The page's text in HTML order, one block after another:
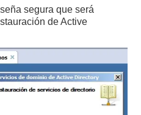
segura que será
de Active